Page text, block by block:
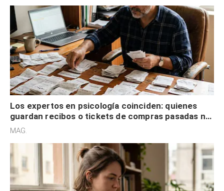
Los expertos en psicología coinciden: quienes
guardan recibos o tickets de compras pasadas no
son acumuladores, sino que tienen necesidad de
MAG.